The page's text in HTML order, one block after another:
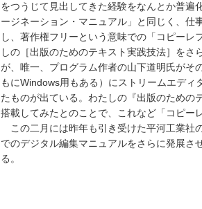
をつうじて見出してきた経験をなんとか普遍
ージネーション・マニュアル」と同じく、仕
し、著作権フリーという意味での「コピー
しの［出版のためのテキスト実践技法］を
が、唯一、プログラム作者の山下道明氏がそ
もにWindows用もある）にストリームエデ
たものが出ている。わたしの『出版のための
搭載してみたとのことで、これなど「コピー
この二月には昨年も引き受けた平河工業社
でのデジタル編集マニュアルをさらに発展さ
る。